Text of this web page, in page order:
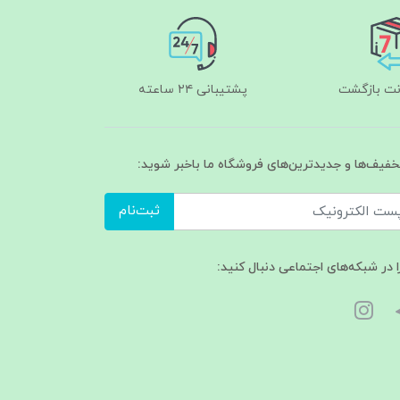
پشتیبانی ۲۴ ساعته
و جدیدترین‌های فروشگاه ما باخبر شوید:
ثبت‌نام
در شبکه‌های اجتماعی دنبال کنید: